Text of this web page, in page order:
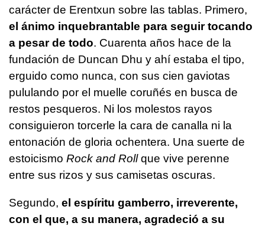
carácter de Erentxun sobre las tablas. Primero,
el ánimo inquebrantable para seguir tocando
a pesar de todo. Cuarenta años hace de la
fundación de Duncan Dhu y ahí estaba el tipo,
erguido como nunca, con sus cien gaviotas
pululando por el muelle coruñés en busca de
restos pesqueros. Ni los molestos rayos
consiguieron torcerle la cara de canalla ni la
entonación de gloria ochentera. Una suerte de
estoicismo Rock and Rollque vive perenne
entre sus rizos y sus camisetas oscuras.
Segundo, el espíritu gamberro, irreverente,
con el que, a su manera, agradeció a su